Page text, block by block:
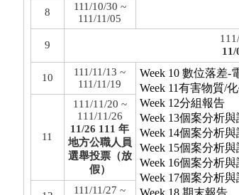
8
111/10/30 ~
111/11/05
9
11/
10
111/11/13 ~
111/11/19
Week 10 數位落差-
Week 11有害物質/
Week 12分組報告
Week 13個案分析
Week 14個案分析
Week 15個案分析
Week 16個案分析
Week 17個案分析
Week 18 期末報告
11
111/11/20 ~
111/11/26
11/26 111 年
地方公職人員
選舉投票（放
假）
111/11/27 ~